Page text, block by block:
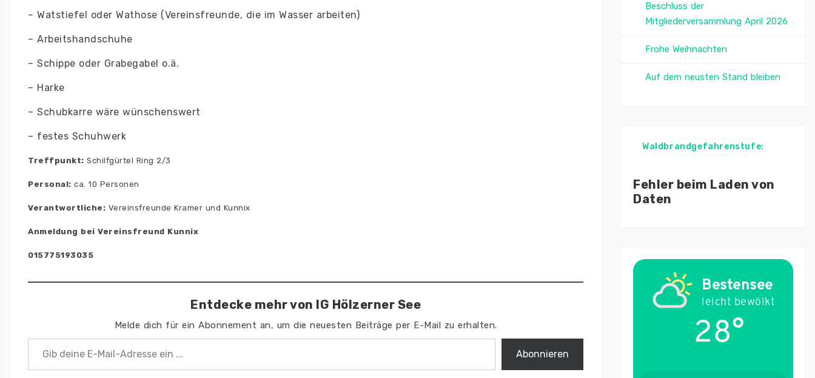
– Watstiefel oder Wathose (Vereinsfreunde, die im Wasser arbeiten)
– Arbeitshandschuhe
– Schippe oder Grabegabel o.ä.
– Harke
– Schubkarre wäre wünschenswert
– festes Schuhwerk
Treffpunkt: Schilfgürtel Ring 2/3
Personal: ca. 10 Personen
Verantwortliche: Vereinsfreunde Kramer und Kunnix
Anmeldung bei Vereinsfreund Kunnix
015775193035
Entdecke mehr von IG Hölzerner See
Melde dich für ein Abonnement an, um die neuesten Beiträge per E-Mail zu erhalten.
Gib deine E-Mail-Adresse ein ...
Abonnieren
Beschluss der
Mitgliederversammlung April 2026
Frohe Weihnachten
Auf dem neusten Stand bleiben
Waldbrandgefahrenstufe:
Fehler beim Laden von
Daten
Bestensee
leicht bewölkt
28°